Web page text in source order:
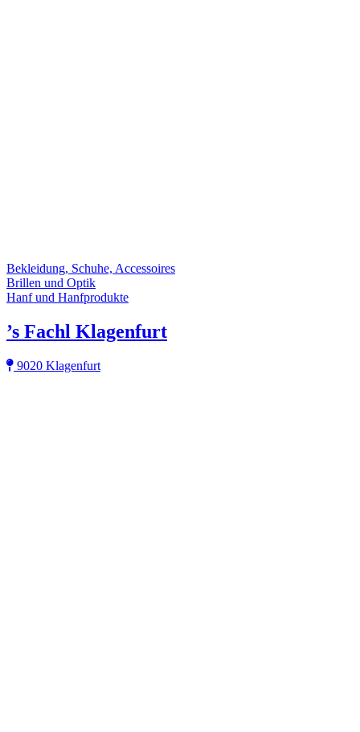
Bekleidung, Schuhe, Accessoires
Brillen und Optik
Hanf und Hanfprodukte
’s Fachl Klagenfurt
9020 Klagenfurt